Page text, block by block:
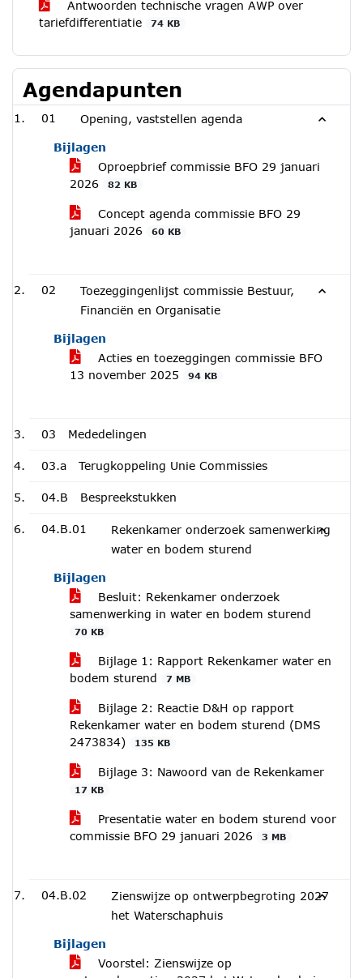
Antwoorden technische vragen AWP over
tariefdifferentiatie
74 KB
Agendapunten
01 Opening, vaststellen agenda
Bijlagen
Oproepbrief commissie BFO 29 januari
2026
82 KB
Concept agenda commissie BFO 29
januari 2026
60 KB
02
Toezeggingenlijst commissie Bestuur,
Financiën en Organisatie
Bijlagen
Acties en toezeggingen commissie BFO
13 november 2025
94 KB
03 Mededelingen
03.a Terugkoppeling Unie Commissies
04.B Bespreekstukken
04.B.01
Rekenkamer onderzoek samenwerking
water en bodem sturend
Bijlagen
Besluit: Rekenkamer onderzoek
samenwerking in water en bodem sturend
70 KB
Bijlage 1: Rapport Rekenkamer water en
bodem sturend
7 MB
Bijlage 2: Reactie D&H op rapport
Rekenkamer water en bodem sturend (DMS
2473834)
135 KB
Bijlage 3: Nawoord van de Rekenkamer
17 KB
Presentatie water en bodem sturend voor
commissie BFO 29 januari 2026
3 MB
04.B.02
Zienswijze op ontwerpbegroting 2027
het Waterschaphuis
Bijlagen
Voorstel: Zienswijze op